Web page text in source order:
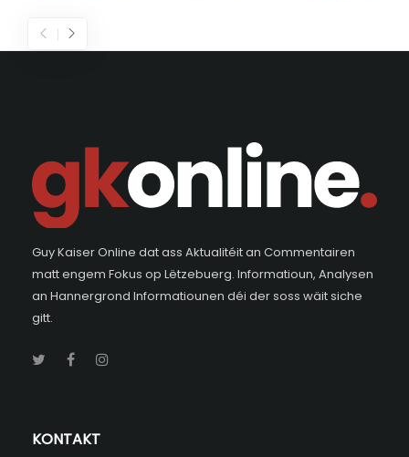
Guy Kaiser Online dat ass Aktualitéit an Commentairen
matt engem Fokus op Lëtzebuerg. Informatioun, Analysen
an Hannergrond Informatiounen déi der soss wäit siche
gitt.
KONTAKT